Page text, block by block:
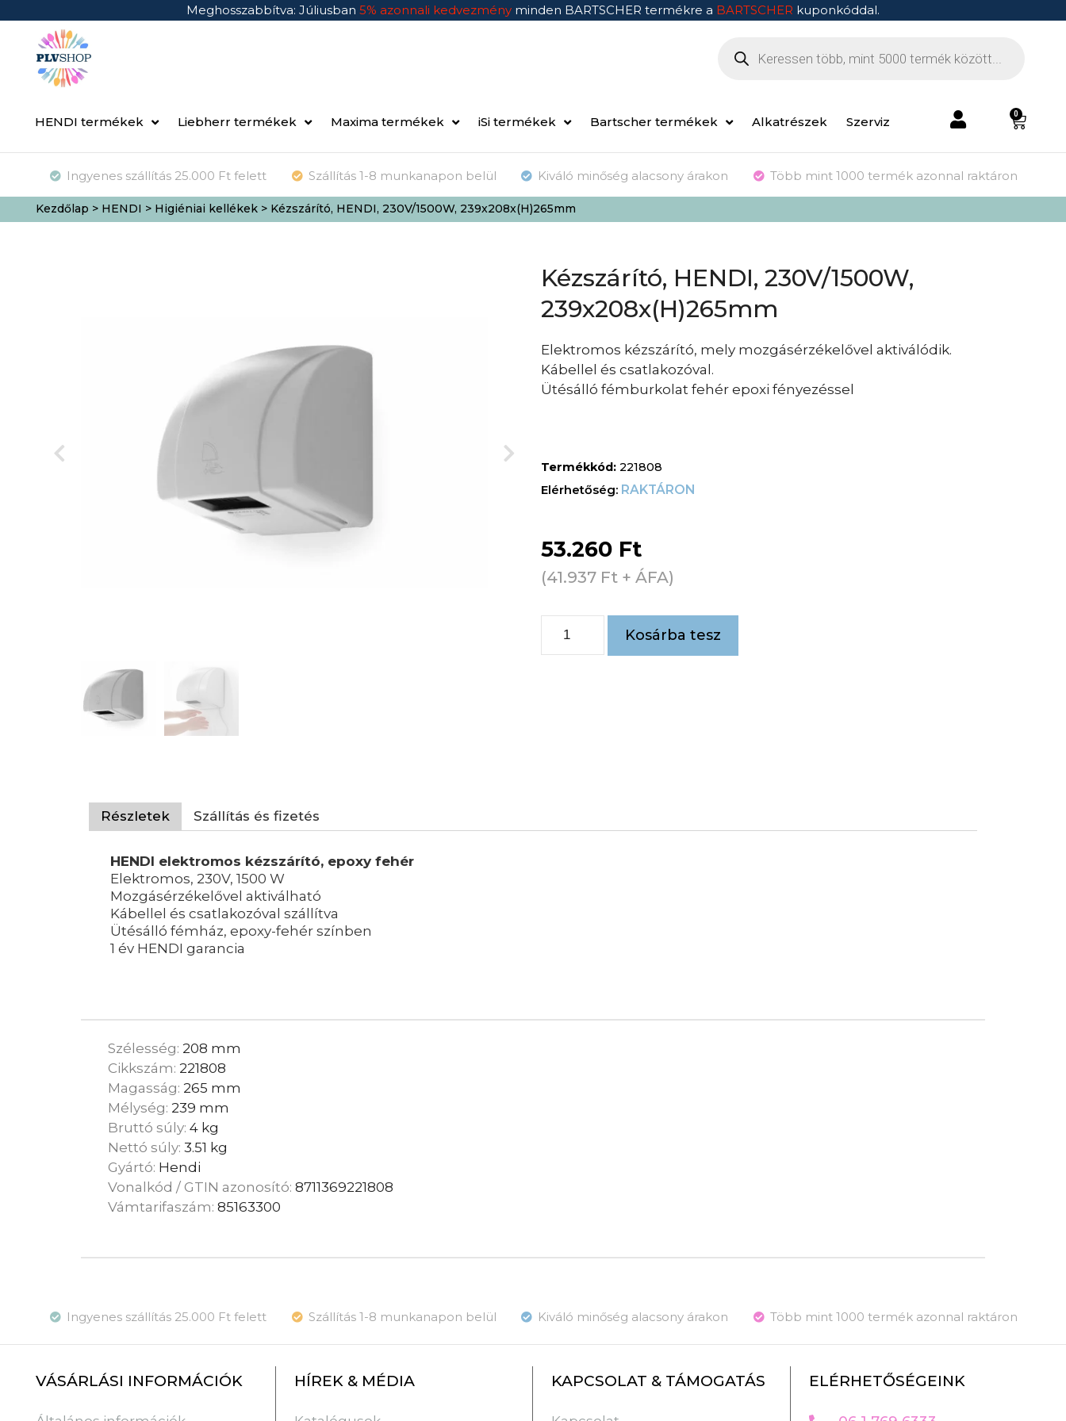
Meghosszabbítva: Júliusban 5% azonnali kedvezmény minden BARTSCHER termékre a BARTSCHER kuponkóddal.
HENDI termékek Liebherr termékek Maxima termékek iSi termékek Bartscher termékek Alkatrészek Szerviz
0
Ingyenes szállítás 25.000 Ft felett Szállítás 1-8 munkanapon belül Kiváló minőség alacsony árakon Több mint 1000 termék azonnal raktáron
Kezdőlap > HENDI > Higiéniai kellékek> Kézszárító, HENDI, 230V/1500W, 239x208x(H)265mm
Kézszárító, HENDI, 230V/1500W,
239x208x(H)265mm
Elektromos kézszárító, mely mozgásérzékelővel aktiválódik.
Kábellel és csatlakozóval.
Ütésálló fémburkolat fehér epoxi fényezéssel
Termékkód: 221808
RAKTÁRON
53.260 Ft
(41.937 Ft + ÁFA)
Kosárba tesz
Részletek Szállítás és fizetés
HENDI elektromos kézszárító, epoxy fehér
Elektromos, 230V, 1500 W
Mozgásérzékelővel aktiválható
Kábellel és csatlakozóval szállítva
Ütésálló fémház, epoxy-fehér színben
1 év HENDI garancia
Szélesség: 208 mm
Cikkszám: 221808
Magasság: 265 mm
Mélység: 239 mm
Bruttó súly:4 kg
Nettó súly:3.51 kg
Gyártó: Hendi
Vonalkód / GTIN azonosító:8711369221808
Vámtarifaszám:85163300
Ingyenes szállítás 25.000 Ft felett Szállítás 1-8 munkanapon belül Kiváló minőség alacsony árakon Több mint 1000 termék azonnal raktáron
VÁSÁRLÁSI INFORMÁCIÓK HÍREK & MÉDIA KAPCSOLAT & TÁMOGATÁS ELÉRHETŐSÉGEINK